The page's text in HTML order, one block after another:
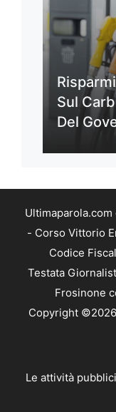
Sul
Del
Ultimaparola.com
- Corso Vittorio
Codice
Testata
Frosinone
Copyright
Le attività